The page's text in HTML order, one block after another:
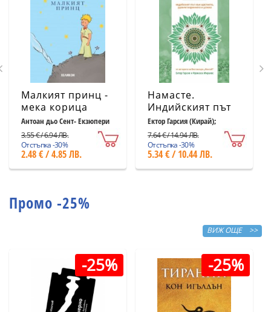
Малкият принц -
мека корица
светлосиня
Антоан дьо Сент- Екзюпери
3.55 € / 6.94 ЛВ.
Отстъпка -30%
2.48 € / 4.85 ЛВ.
Намасте.
Индийският път
към щастието,
удовлетворението
и успеха
Ектор Гарсия (Кирай);
7.64 € / 14.94 ЛВ.
Отстъпка -30%
5.34 € / 10.44 ЛВ.
Промо -25%
ВИЖ ОЩЕ >>
-25% -25%